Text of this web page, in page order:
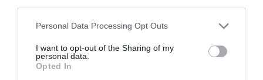
Personal Data Processing Opt Outs
I want to opt-out of the Sharing of my
personal data.
Opted In
Madrid CFF, el Levante Badalona, el Costa Adeje
profesional en 2025-2026.
Relacionado
El Barça femenino ya es rentable: 18 millones de